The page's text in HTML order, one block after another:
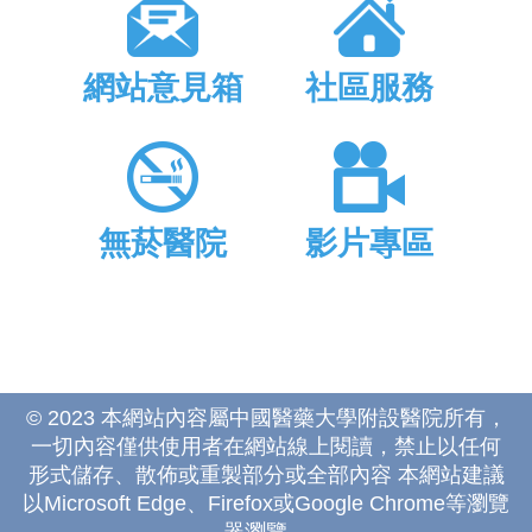
網站意見箱 社區服務
無菸醫院 影片專區
© 2023 本網站內容屬中國醫藥大學附設醫院所有，
一切內容僅供使用者在網站線上閱讀，禁止以任何
形式儲存、散佈或重製部分或全部內容 本網站建議
以Microsoft Edge、Firefox或Google Chrome等瀏覽